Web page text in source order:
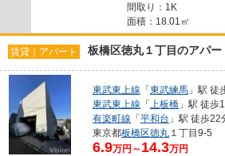
間取り：1K
面積：18.01㎡
賃貸｜アパート 板橋区徳丸１丁目のアパー
東武東上線 「東武練馬 」駅 徒
東武東上線 「上板橋 」駅 徒歩
有楽町線 「平和台 」駅 徒歩22
東京都板橋区徳丸 １丁目9-5
6.9万円～ 14.3万円